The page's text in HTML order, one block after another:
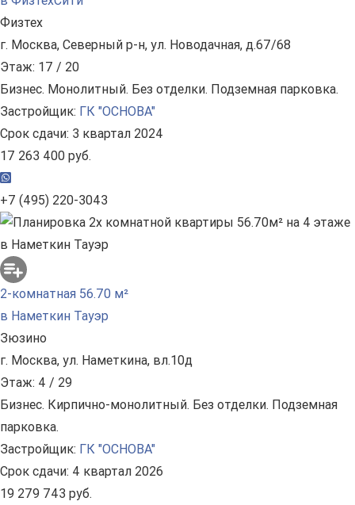
Физтех
г. Москва, Северный р-н, ул. Новодачная, д.67/68
Этаж: 17 / 20
Бизнес. Монолитный. Без отделки. Подземная парковка.
Застройщик: ГК "ОСНОВА"
Срок сдачи: 3 квартал 2024
17 263 400 руб.
+7 (495) 220-3043
2-комнатная 56.70 м²
в Наметкин Тауэр
Зюзино
г. Москва, ул. Наметкина, вл.10д
Этаж: 4 / 29
Бизнес. Кирпично-монолитный. Без отделки. Подземная
парковка.
Застройщик: ГК "ОСНОВА"
Срок сдачи: 4 квартал 2026
19 279 743 руб.